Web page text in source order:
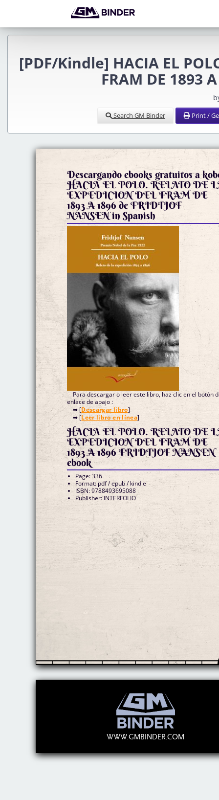
[PDF/Kindle] HACIA EL
FRAM DE 1893
Search GM Binder Print /
Descargando ebooks gratuitos a
HACIA EL POLO. RELATO DE
EXPEDICION DEL FRAM DE
1893 A 1896 de FRIDTJOF
NANSEN in Spanish
Para descargar o leer este libro, haz clic en el botón
enlace de abajo :
➡ [Descargar libro]
➡ [Leer libro en línea]
HACIA EL POLO. RELATO DE
EXPEDICION DEL FRAM DE
1893 A 1896 FRIDTJOF NANSEN
ebook
Page: 336
Format: pdf / epub / kindle
ISBN: 9788493695088
Publisher: INTERFOLIO
WWW.GMBINDER.COM